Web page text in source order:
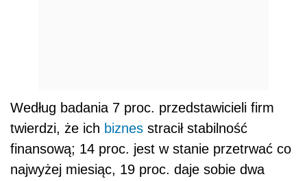
Według badania 7 proc. przedstawicieli firm
twierdzi, że ich biznes stracił stabilność
finansową; 14 proc. jest w stanie przetrwać co
najwyżej miesiąc, 19 proc. daje sobie dwa